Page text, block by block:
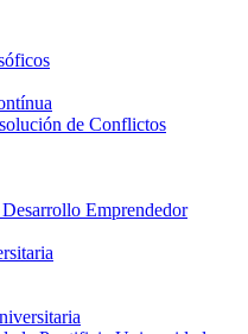
de Conflictos
Emprendedor